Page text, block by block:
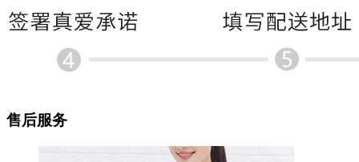
售后服务